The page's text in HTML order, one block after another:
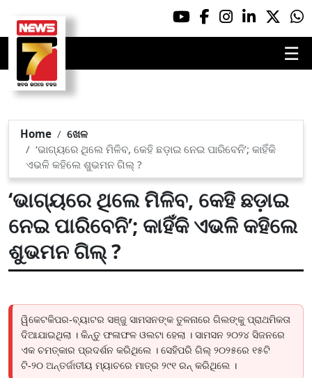
☰
Home
ଖେଳ
‘ଭାଗ୍ୟରେ ଥିଲେ ମିଳିବ, କେହି ଛଡ଼ାଇ ନେଇ ପାରିବେନି’; କାହିଁକି
ଏଭଳି କହିଲେ ଶୁଭମନ ଗିଲ୍ ?
‘ଭାଗ୍ୟରେ ଥିଲେ ମିଳିବ, କେହି ଛଡ଼ାଇ
ନେଇ ପାରିବେନି’; କାହିଁକି ଏଭଳି କହିଲେ
ଶୁଭମନ ଗିଲ୍ ?
ୱିକେଟକିପର-ବ୍ୟାଟର ସଞ୍ଜୁ ସାମସନଙ୍କ ତୁଳନାରେ ଗିଲଙ୍କୁ ପ୍ରାଥମିକତା
ଦିଆଯାଇଥିଲା । କିନ୍ତୁ ଫଳାଫଳ ଓଲଟା ହେଲା । ସାମସନ ୨୦୨୪ ସିଜନରେ
ଏକ ଚମତ୍କାର ପ୍ରଦର୍ଶନ କରିଥିଲେ । ସେହିପରି ଗିଲ୍ ୨୦୨୫ରେ ୧୫ଟି
ଟି-୨୦ ଅନ୍ତର୍ଜାତୀୟ ମ୍ୟାଚରେ ମାତ୍ର ୨୯୧ ରନ୍ କରିଥିଲେ ।